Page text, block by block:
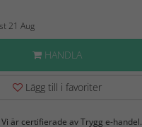
21 Aug
HANDLA
Lägg till i favoriter
är certifierade av Trygg e-handel.